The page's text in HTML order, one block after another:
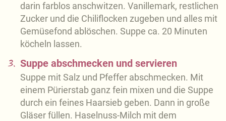
darin farblos anschwitzen. Vanillemark, restlichen
Zucker und die Chiliflocken zugeben und alles mit
Gemüsefond ablöschen. Suppe ca. 20 Minuten
köcheln lassen.
3. Suppe abschmecken und servieren
Suppe mit Salz und Pfeffer abschmecken. Mit
einem Pürierstab ganz fein mixen und die Suppe
durch ein feines Haarsieb geben. Dann in große
Gläser füllen. Haselnuss-Milch mit dem